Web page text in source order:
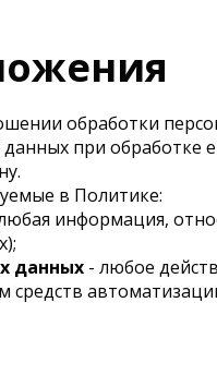
обработки
при
в Политике:
информация,
данных - любое